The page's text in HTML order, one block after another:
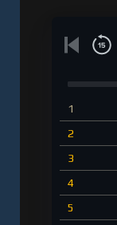
1
2
3
4
5